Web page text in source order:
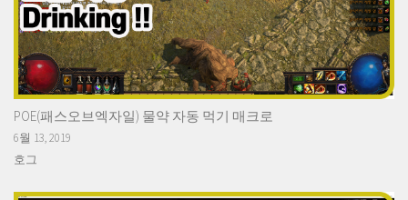
POE(패스오브엑자일) 물약 자동 먹기 매크로
6월 13, 2019
호그